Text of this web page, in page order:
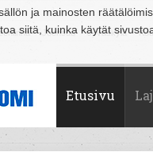
ja mainosten
siitä, kuinka käytät
Joensuu Jyväskylä
Etusivu